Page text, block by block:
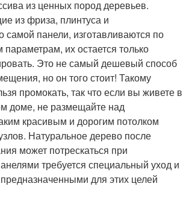
из ценных пород деревьев.
из фриза, плинтуса и
самой панели, изготавливаются по
их остается только
Это не самый дешевый способ
но он того стоит! Такому
промокать, так что если вы живете в
доме, не размещайте над
красивым и дорогим потолком
Натуральное дерево после
может потрескаться при
требуется специальный уход и
для этих целей